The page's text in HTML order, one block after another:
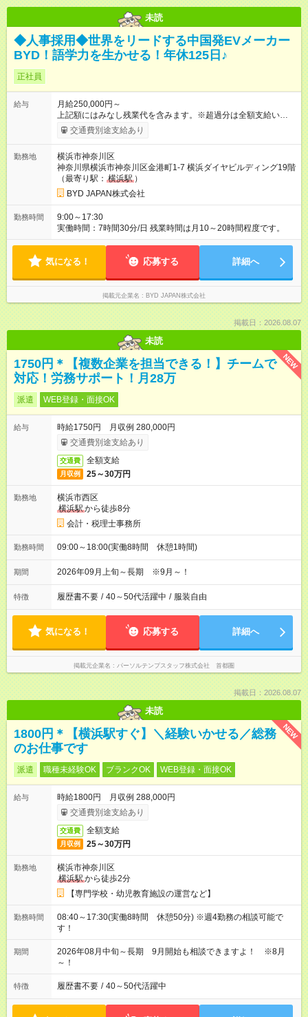
未読
◆人事採用◆世界をリードする中国発EVメーカー
BYD！語学力を生かせる！年休125日♪
正社員
給与
月給250,000円～
上記額にはみなし残業代を含みます。※超過分は全額支給いたし
ます。 みなし残業代 65,952円 以上／月 みなし残業時間 45時間
／月 月給＋賞与年2回（賞与金額は月給を基に算出します） ※超
12,270円～ 法定外35時間／53,682円～ 【試用期間】試用期間
あり 試用期間の長さ：3ヶ月 雇用形態、給与は本採用時と同じ
です。
交通費別途支給あり
勤務地
横浜市神奈川区
神奈川県横浜市神奈川区金港町1‐7 横浜ダイヤビルディング19階
（最寄り駅： 横浜駅 ）
BYD JAPAN株式会社
勤務時間
9:00～17:30
実働時間：7時間30分/日 残業時間は月10～20時間程度です。
気になる！ 応募する 詳細へ
掲載元企業名 BYD JAPAN株式会社
掲載日：2026.08.07
未読
NEW
1750円＊【複数企業を担当できる！】チームで
対応！労務サポート！月28万
派遣 WEB登録・面接OK
給与
時給1750円 月収例 280,000円
交通費別途支給あり
交通費 全額支給
月収例 25～30万円
勤務地
横浜市西区
横浜駅から徒歩8分
会計・税理士事務所
勤務時間 09:00～18:00(実働8時間 休憩1時間)
期間 2026年09月上旬～長期 ※9月～！
特徴 履歴書不要 / 40～50代活躍中 / 服装自由
気になる！ 応募する 詳細へ
掲載元企業名 パーソルテンプスタッフ株式会社 首都圏
掲載日：2026.08.07
未読
NEW
1800円＊【横浜駅すぐ】＼経験いかせる／総務
のお仕事です
派遣 職種未経験OK ブランクOK WEB登録・面接OK
給与
時給1800円 月収例 288,000円
交通費別途支給あり
交通費 全額支給
月収例 25～30万円
勤務地
横浜市神奈川区
横浜駅から徒歩2分
【専門学校・幼児教育施設の運営など】
勤務時間
08:40～17:30(実働8時間 休憩50分) ※週4勤務の相談可能で
す！
期間
2026年08月中旬～長期 9月開始も相談できますよ！ ※8月
～！
特徴 履歴書不要 / 40～50代活躍中